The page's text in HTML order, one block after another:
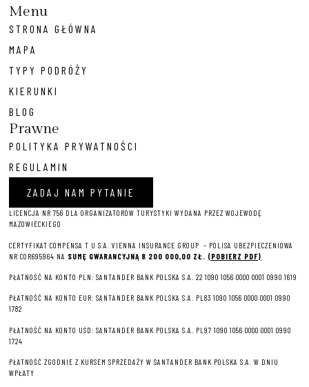
Menu
STRONA GŁÓWNA
MAPA
TYPY PODRÓŻY
KIERUNKI
BLOG
Prawne
POLITYKA PRYWATNOŚCI
REGULAMIN
ZADAJ NAM PYTANIE
LICENCJA NR 756 DLA ORGANIZATORÓW TURYSTYKI WYDANA PRZEZ WOJEWODĘ
MAZOWIECKIEGO
CERTYFIKAT COMPENSA T U S.A. VIENNA INSURANCE GROUP – POLISA UBEZPIECZENIOWA
NR COR695964 NA SUMĘ GWARANCYJNĄ 8 200 000,00 ZŁ. (POBIERZ PDF)
PŁATNOŚĆ NA KONTO PLN: SANTANDER BANK POLSKA S.A. 22 1090 1056 0000 0001 0990 1619
PŁATNOŚĆ NA KONTO EUR: SANTANDER BANK POLSKA S.A. PL83 1090 1056 0000 0001 0990
1782
PŁATNOŚĆ NA KONTO USD: SANTANDER BANK POLSKA S.A. PL97 1090 1056 0000 0001 0990
1724
PŁATNOŚĆ ZGODNIE Z KURSEM SPRZEDAŻY W SANTANDER BANK POLSKA S.A. W DNIU
WPŁATY